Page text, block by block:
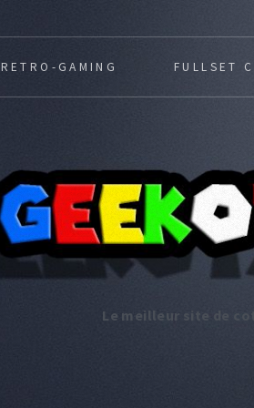
Le meilleur site de
RETRO-GAMING FULLSET